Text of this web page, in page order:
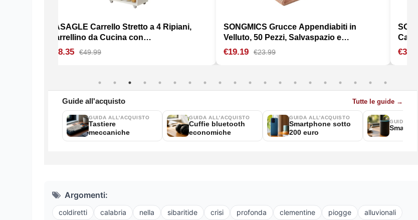
Argomenti:
coldiretti calabria nella sibaritide crisi profonda clementine piogge
alluvionali